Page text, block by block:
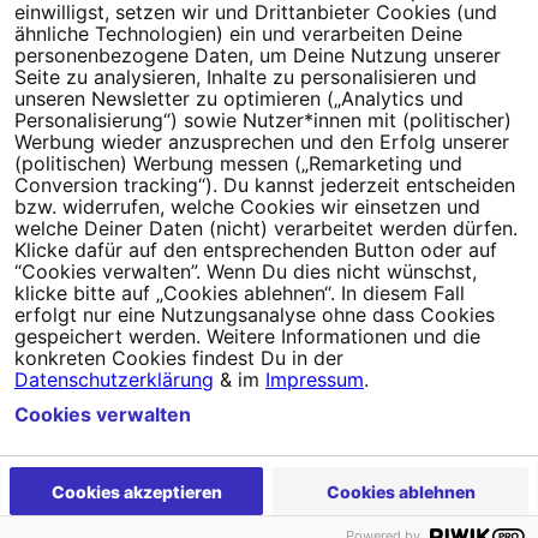
Aktionen. Wenn Du Dich aus dem Newsletter austrägst, verzichtest
Du ab sofort auf Infos von Campact und unserer Petitionsplattform
WeAct.
Datenschutz Impressum
einwilligst, setzen wir und Drittanbieter Cookies (und
ähnliche Technologien) ein und verarbeiten Deine
personenbezogene Daten, um Deine Nutzung unserer
Seite zu analysieren, Inhalte zu personalisieren und
unseren Newsletter zu optimieren („Analytics und
Personalisierung“) sowie Nutzer*innen mit (politischer)
Werbung wieder anzusprechen und den Erfolg unserer
(politischen) Werbung messen („Remarketing und
Conversion tracking“). Du kannst jederzeit entscheiden
bzw. widerrufen, welche Cookies wir einsetzen und
welche Deiner Daten (nicht) verarbeitet werden dürfen.
Klicke dafür auf den entsprechenden Button oder auf
“Cookies verwalten”. Wenn Du dies nicht wünschst,
klicke bitte auf „Cookies ablehnen“. In diesem Fall
erfolgt nur eine Nutzungsanalyse ohne dass Cookies
gespeichert werden. Weitere Informationen und die
konkreten Cookies findest Du in der
Datenschutzerklärung & im Impressum.
Cookies akzeptieren Cookies ablehnen
Cookies verwalten